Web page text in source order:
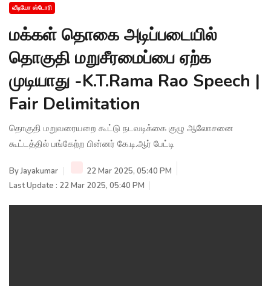
வீடியோ ஸ்டோரி
மக்கள் தொகை அடிப்படையில்
தொகுதி மறுசீரமைப்பை ஏற்க
முடியாது -K.T.Rama Rao Speech |
Fair Delimitation
தொகுதி மறுவரையறை கூட்டு நடவடிக்கை குழு ஆலோசனை
கூட்டத்தில் பங்கேற்ற பின்னர் கே.டி.ஆர் பேட்டி
ByJayakumar
22 Mar 2025, 05:40 PM
Last Update : 22 Mar 2025, 05:40 PM